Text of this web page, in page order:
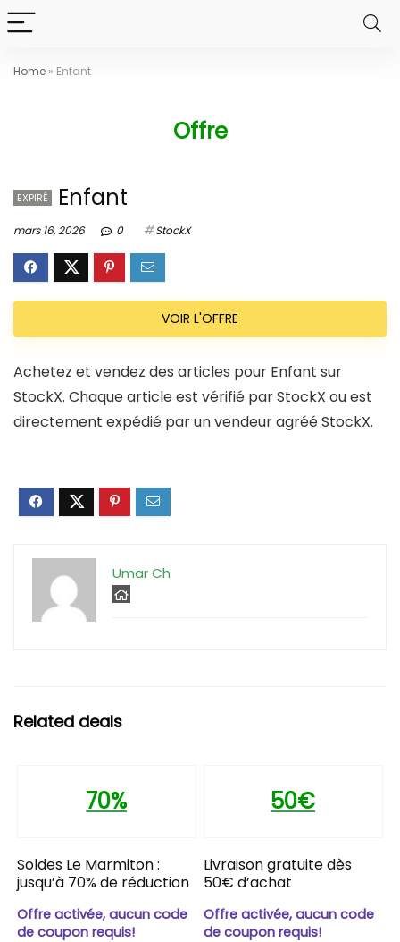
Home » Enfant
Offre
EXPIRÉ Enfant
mars 16, 2026 0 StockX
VOIR L'OFFRE
Achetez et vendez des articles pour Enfant sur
StockX. Chaque article est vérifié par StockX ou est
directement expédié par un vendeur agréé StockX.
Umar Ch
Related deals
70%
Soldes Le Marmiton :
jusqu’à 70% de réduction
Offre activée, aucun code
de coupon requis!
50€
Livraison gratuite dès
50€ d’achat
Offre activée, aucun code
de coupon requis!